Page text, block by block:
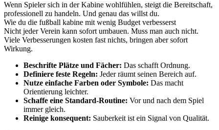
Wenn Spieler sich in der Kabine wohlfühlen, steigt die Bereitschaft,
professionell zu handeln. Und genau das willst du.
Wie du die fußball kabine mit wenig Budget verbesserst
Nicht jeder Verein kann sofort umbauen. Muss man auch nicht.
Viele Verbesserungen kosten fast nichts, bringen aber sofort
Wirkung.
Beschrifte Plätze und Fächer: Das schafft Ordnung.
Definiere feste Regeln: Jeder räumt seinen Bereich auf.
Nutze einfache Farben oder Symbole: Das macht
Orientierung leichter.
Schaffe eine Standard-Routine: Vor und nach dem Spiel
immer gleich.
Reinige konsequent: Sauberkeit ist ein Signal von Qualität.